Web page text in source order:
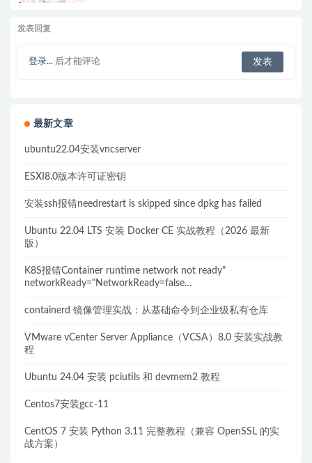
发表回复
登录... 后才能评论
最新文章
ubuntu22.04安装vncserver
ESXI8.0版本许可证密钥
安装ssh报错needrestart is skipped since dpkg has failed
Ubuntu 22.04 LTS 安装 Docker CE 实战教程（2026 最新
版）
K8S报错Container runtime network not ready"
networkReady="NetworkReady=false
containerd 镜像管理实战：从基础命令到企业级私有仓库
VMware vCenter Server Appliance（VCSA）8.0 安装实战教
程
Ubuntu 24.04 安装 pciutils 和 devmem2 教程
Centos7安装gcc-11
CentOS 7 安装 Python 3.11 完整教程（兼容 OpenSSL 的实
战方案）